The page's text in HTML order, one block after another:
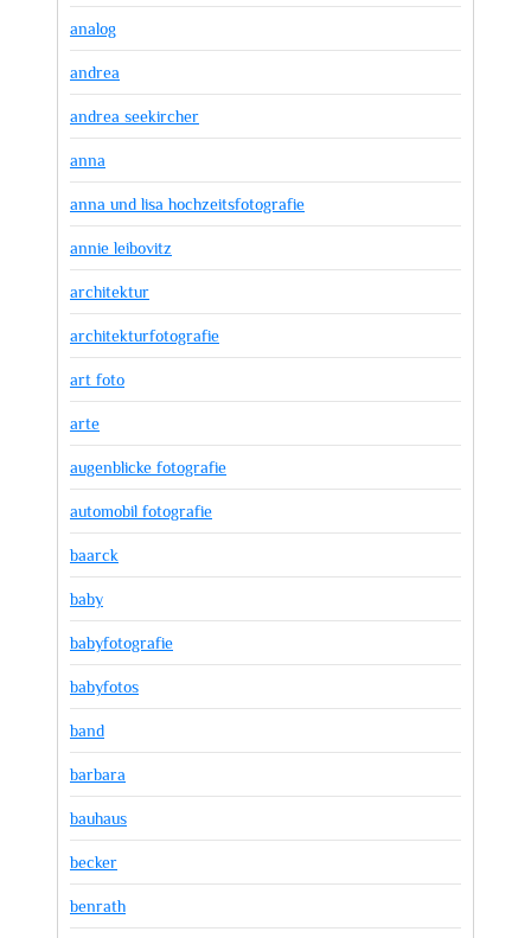
analog
andrea
andrea seekircher
anna
anna und lisa hochzeitsfotografie
annie leibovitz
architektur
architekturfotografie
art foto
arte
augenblicke fotografie
automobil fotografie
baarck
baby
babyfotografie
babyfotos
band
barbara
bauhaus
becker
benrath